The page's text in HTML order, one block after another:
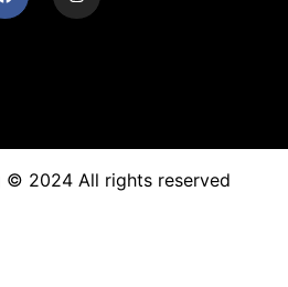
© 2024 All rights reserved